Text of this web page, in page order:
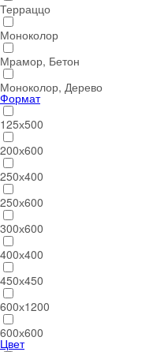
Терраццо
Моноколор
Мрамор, Бетон
Моноколор, Дерево
Формат
125х500
200х600
250х400
250х600
300х600
400х400
450х450
600х1200
600х600
Цвет